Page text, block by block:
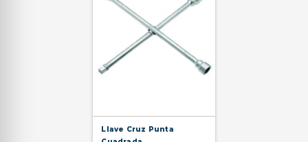
Llave Cruz Punta